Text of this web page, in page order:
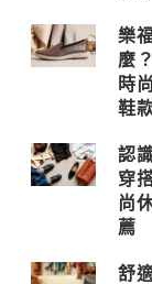
樂
麼
時
鞋
認
穿
尚
薦
舒